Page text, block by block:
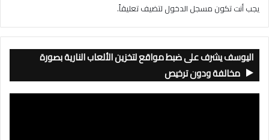
يجب أنت تكون مسجل الدخول لتضيف تعليقاً.
اليوسف يشرف على ضبط مواقع لتخزين الألعاب النارية بصورة
مخالفة ودون ترخيص